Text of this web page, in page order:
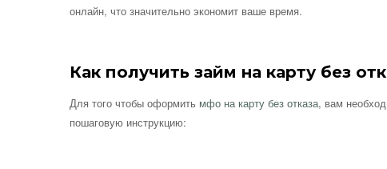
онлайн, что значительно экономит ваше время.
Как получить займ на карту без
Для того чтобы оформить мфо на карту без отказа, вам
пошаговую инструкцию: